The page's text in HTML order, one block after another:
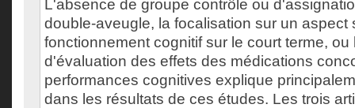
L'absence de groupe contrôle ou
double-aveugle, la focalisation sur un aspect
fonctionnement cognitif sur le court terme, ou
d'évaluation des effets des médications
performances cognitives explique
dans les résultats de ces études. Les trois